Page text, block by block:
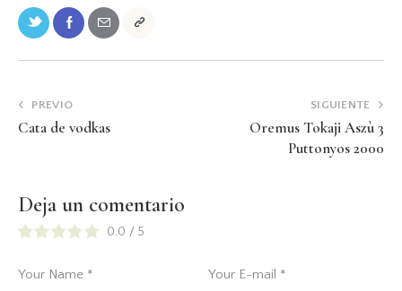
PREVIO
Cata de vodkas
SIGUIENTE
Oremus Tokaji Aszù 3
Puttonyos 2000
Deja un comentario
0.0 / 5